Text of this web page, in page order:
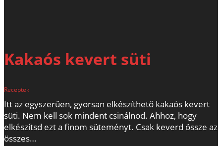
Kakaós kevert süti
Receptek
Itt az egyszerűen, gyorsan elkészíthető kakaós kevert
süti. Nem kell sok mindent csinálnod. Ahhoz, hogy
elkészítsd ezt a finom süteményt. Csak keverd össze az
összes…